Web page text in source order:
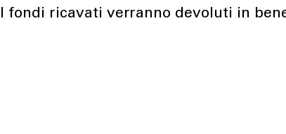
I fondi ricavati verranno devoluti in